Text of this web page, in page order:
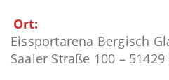
Ort:
Eissportarena Bergisch
Saaler Straße 100 –